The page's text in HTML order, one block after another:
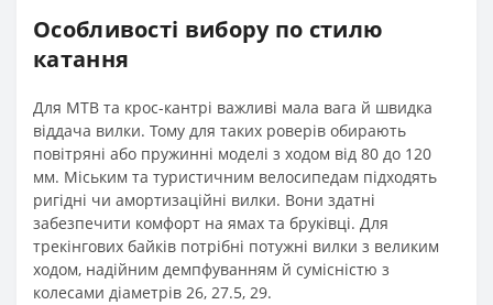
Особливості вибору по стилю
катання
Для MTB та крос-кантрі важливі мала вага й швидка
віддача вилки. Тому для таких роверів обирають
повітряні або пружинні моделі з ходом від 80 до 120
мм. Міським та туристичним велосипедам підходять
ригідні чи амортизаційні вилки. Вони здатні
забезпечити комфорт на ямах та бруківці. Для
трекінгових байків потрібні потужні вилки з великим
ходом, надійним демпфуванням й сумісністю з
колесами діаметрів 26, 27.5, 29.